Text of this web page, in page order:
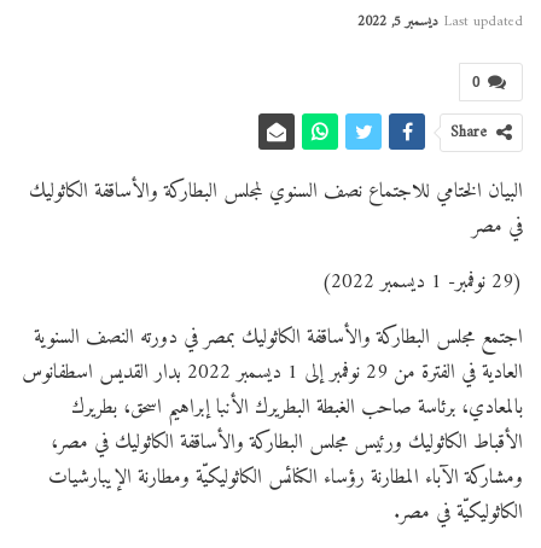
Last updated ديسمبر 5, 2022
0
Share
البيان الختامي للاجتماع نصف السنوي لمجلس البطاركة والأساقفة الكاثوليك
في مصر
(29 نوفمبر- 1 ديسمبر 2022)
اجتمع مجلس البطاركة والأساقفة الكاثوليك بمصر في دورته النصف السنوية
العادية في الفترة من 29 نوفمبر إلى 1 ديسمبر 2022 بدار القديس اسطفانوس
بالمعادي، برئاسة صاحب الغبطة البطريرك الأنبا إبراهيم اسحق، بطريرك
الأقباط الكاثوليك ورئيس مجلس البطاركة والأساقفة الكاثوليك في مصر،
ومشاركة الآباء المطارنة رؤساء الكنائس الكاثوليكيّة ومطارنة الإيبارشيات
الكاثوليكيّة في مصر.